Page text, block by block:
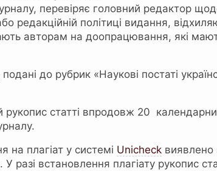
перевіряє головний редактор
редакційній політиці видання,
авторам на доопрацювання, які
до рубрик «Наукові постаті
статті впродовж 20
на плагіат у системі Unichесk виявлено
встановлення плагіату рукопис